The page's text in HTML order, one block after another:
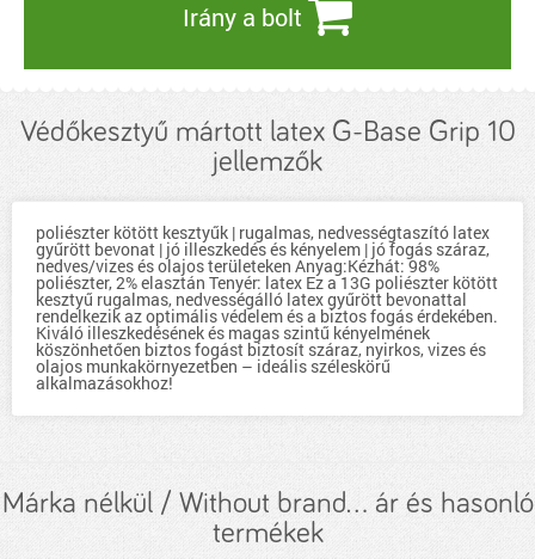
Irány a bolt
Védőkesztyű mártott latex G-Base Grip 10
jellemzők
poliészter kötött kesztyűk | rugalmas, nedvességtaszító latex
gyűrött bevonat | jó illeszkedés és kényelem | jó fogás száraz,
nedves/vizes és olajos területeken Anyag:Kézhát: 98%
poliészter, 2% elasztán Tenyér: latex Ez a 13G poliészter kötött
kesztyű rugalmas, nedvességálló latex gyűrött bevonattal
rendelkezik az optimális védelem és a biztos fogás érdekében.
Kiváló illeszkedésének és magas szintű kényelmének
köszönhetően biztos fogást biztosít száraz, nyirkos, vizes és
olajos munkakörnyezetben – ideális széleskörű
alkalmazásokhoz!
Márka nélkül / Without brand... ár és hasonló
termékek